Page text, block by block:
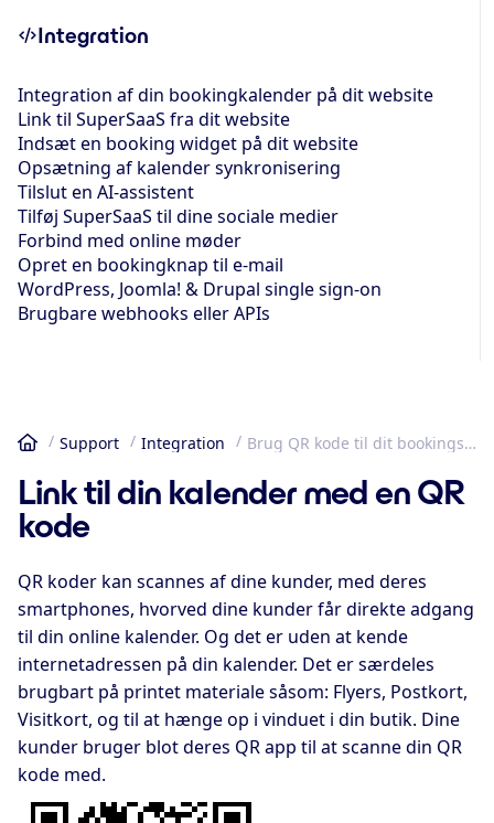
Integration
Integration af din bookingkalender på dit website
Link til SuperSaaS fra dit website
Indsæt en booking widget på dit website
Opsætning af kalender synkronisering
Tilslut en AI-assistent
Tilføj SuperSaaS til dine sociale medier
Forbind med online møder
Opret en bookingknap til e-mail
WordPress, Joomla! & Drupal single sign-on
Brugbare webhooks eller APIs
Hjem
Support Integration Brug QR kode til dit bookingsystem
Link til din kalender med en QR
kode
QR koder kan scannes af dine kunder, med deres
smartphones, hvorved dine kunder får direkte adgang
til din online kalender. Og det er uden at kende
internetadressen på din kalender. Det er særdeles
brugbart på printet materiale såsom: Flyers, Postkort,
Visitkort, og til at hænge op i vinduet i din butik. Dine
kunder bruger blot deres QR app til at scanne din QR
kode med.